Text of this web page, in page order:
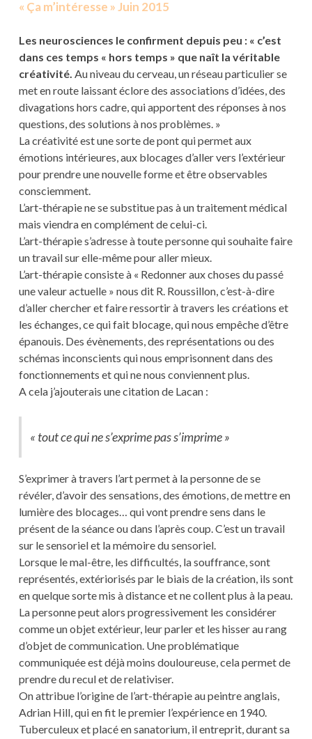
« Ça m’intéresse » Juin 2015
Les neurosciences le confirment depuis peu : « c’est
dans ces temps « hors temps » que naît la véritable
créativité. Au niveau du cerveau, un réseau particulier se
met en route laissant éclore des associations d’idées, des
divagations hors cadre, qui apportent des réponses à nos
questions, des solutions à nos problèmes. »
La créativité est une sorte de pont qui permet aux
émotions intérieures, aux blocages d’aller vers l’extérieur
pour prendre une nouvelle forme et être observables
consciemment.
L’art-thérapie ne se substitue pas à un traitement médical
mais viendra en complément de celui-ci.
L’art-thérapie s’adresse à toute personne qui souhaite faire
un travail sur elle-même pour aller mieux.
L’art-thérapie consiste à « Redonner aux choses du passé
une valeur actuelle » nous dit R. Roussillon, c’est-à-dire
d’aller chercher et faire ressortir à travers les créations et
les échanges, ce qui fait blocage, qui nous empêche d’être
épanouis. Des évènements, des représentations ou des
schémas inconscients qui nous emprisonnent dans des
fonctionnements et qui ne nous conviennent plus.
A cela j’ajouterais une citation de Lacan :
« tout ce qui ne s’exprime pas s’imprime »
S’exprimer à travers l’art permet à la personne de se
révéler, d’avoir des sensations, des émotions, de mettre en
lumière des blocages… qui vont prendre sens dans le
présent de la séance ou dans l’après coup. C’est un travail
sur le sensoriel et la mémoire du sensoriel.
Lorsque le mal-être, les difficultés, la souffrance, sont
représentés, extériorisés par le biais de la création, ils sont
en quelque sorte mis à distance et ne collent plus à la peau.
La personne peut alors progressivement les considérer
comme un objet extérieur, leur parler et les hisser au rang
d’objet de communication. Une problématique
communiquée est déjà moins douloureuse, cela permet de
prendre du recul et de relativiser.
On attribue l’origine de l’art-thérapie au peintre anglais,
Adrian Hill, qui en fit le premier l’expérience en 1940.
Tuberculeux et placé en sanatorium, il entreprit, durant sa